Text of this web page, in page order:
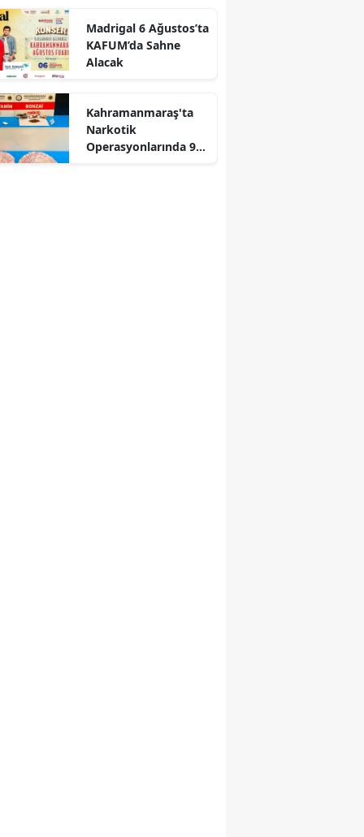
Madrigal 6 Ağustos’ta
KAFUM’da Sahne
Alacak
Kahramanmaraş'ta
Narkotik
Operasyonlarında 9